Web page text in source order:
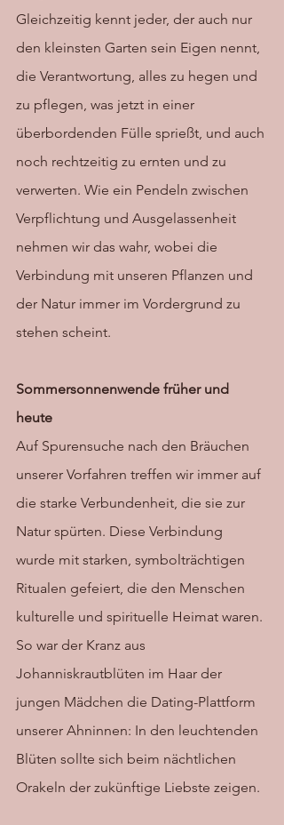
Gleichzeitig kennt jeder, der auch nur
den kleinsten Garten sein Eigen nennt,
die Verantwortung, alles zu hegen und
zu pflegen, was jetzt in einer
überbordenden Fülle sprießt, und auch
noch rechtzeitig zu ernten und zu
verwerten. Wie ein Pendeln zwischen
Verpflichtung und Ausgelassenheit
nehmen wir das wahr, wobei die
Verbindung mit unseren Pflanzen und
der Natur immer im Vordergrund zu
stehen scheint.
Sommersonnenwende früher und
heute
Auf Spurensuche nach den Bräuchen
unserer Vorfahren treffen wir immer auf
die starke Verbundenheit, die sie zur
Natur spürten. Diese Verbindung
wurde mit starken, symbolträchtigen
Ritualen gefeiert, die den Menschen
kulturelle und spirituelle Heimat waren.
So war der Kranz aus
Johanniskrautblüten im Haar der
jungen Mädchen die Dating-Plattform
unserer Ahninnen: In den leuchtenden
Blüten sollte sich beim nächtlichen
Orakeln der zukünftige Liebste zeigen.